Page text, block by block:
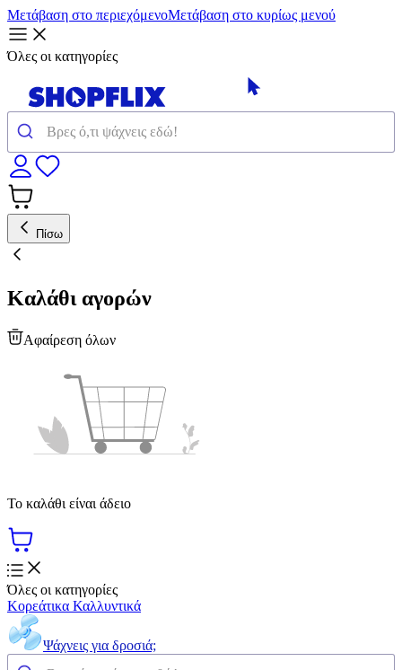
Μετάβαση στο περιεχόμενοΜετάβαση στο κυρίως μενού
Όλες οι κατηγορίες
Πίσω
Καλάθι αγορών
Αφαίρεση όλων
Το καλάθι είναι άδειο
Όλες οι κατηγορίες
Κορεάτικα Καλλυντικά
Ψάχνεις για δροσιά;